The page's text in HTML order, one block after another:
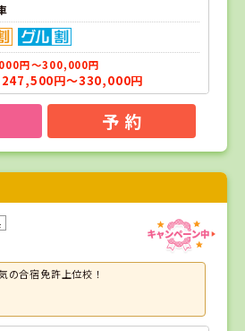
円～300,000円
247,500円～330,000円
予 約
の合宿免許上位校！